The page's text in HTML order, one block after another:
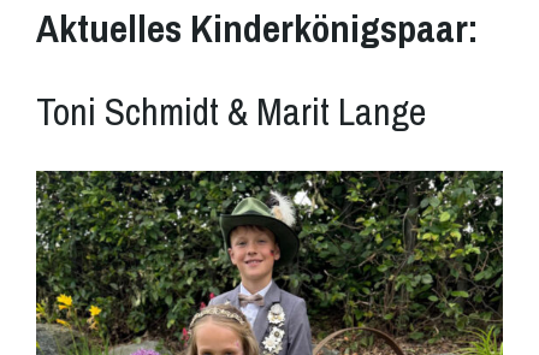
Aktuelles Kinderkönigspaar:
Toni Schmidt & Marit Lange